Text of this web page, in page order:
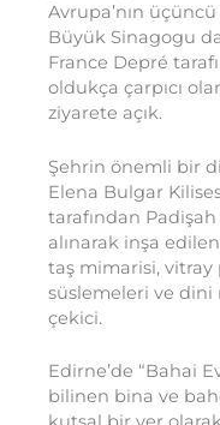
Avrupa’nın
Büyük Sinagogu
France Depré
oldukça çarpıcı
ziyarete açık.
Şehrin önemli bir
Elena Bulgar
tarafından
alınarak inşa
taş mimarisi, vitray
süslemeleri ve
çekici.
Edirne’de “Bahai
bilinen bina ve